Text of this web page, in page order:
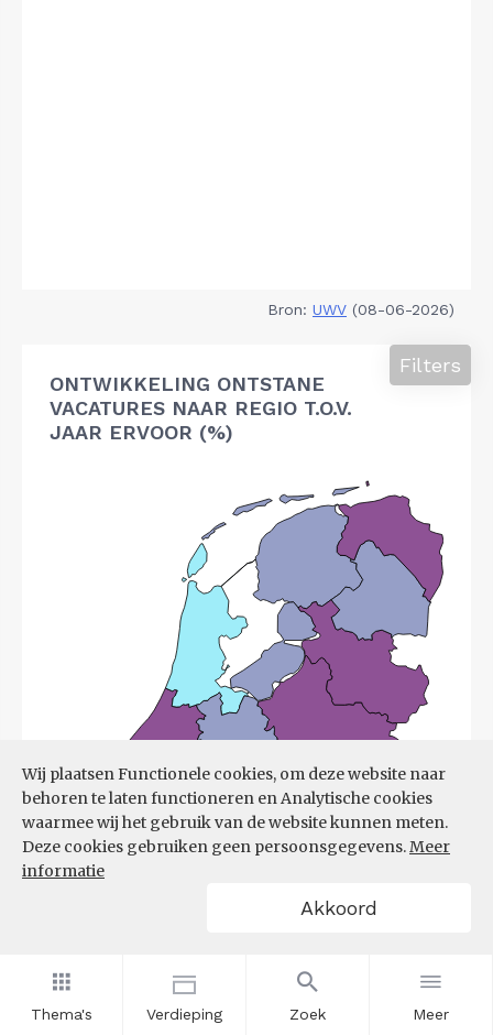
Thema's Verdieping Zoek Meer
Wij plaatsen Functionele cookies, om deze website naar
behoren te laten functioneren en Analytische cookies
waarmee wij het gebruik van de website kunnen meten.
Deze cookies gebruiken geen persoonsgegevens.Meer
informatie
Akkoord
Bron: UWV (08-06-2026)
ONTWIKKELING ONTSTANE
VACATURES NAAR REGIO T.O.V.
JAAR ERVOOR (%)
Filters
Bron:UWV (08-06-2026)